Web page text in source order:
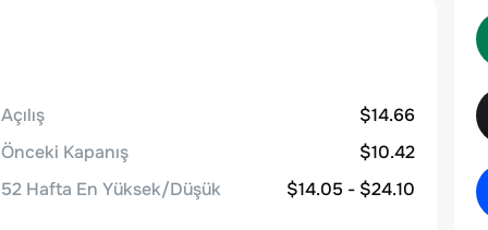
Açılış
$14.66
Önceki Kapanış
$10.42
52 Hafta En Yüksek/Düşük
$14.05 - $24.10